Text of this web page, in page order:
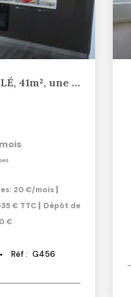
Appartement T2 MEUBLÉ, 41m², une chambre séparée, Rue...
20 €/mois |
€ TTC | Dépôt de
€
Réf : G456